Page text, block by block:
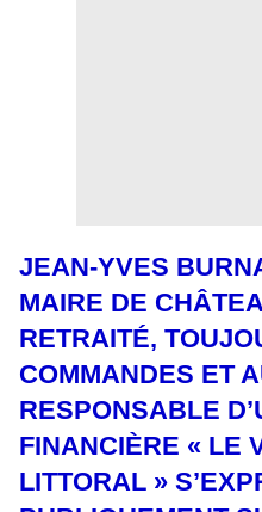
JEAN-YVES
MAIRE DE
RETRAITÉ,
COMMANDES ET
RESPONSABLE
FINANCIÈRE « LE
LITTORAL »